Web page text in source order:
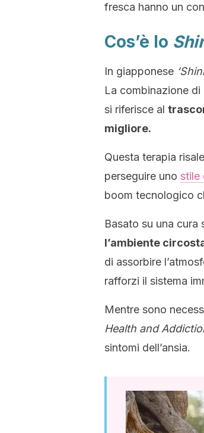
fresca hanno un
Cos’è lo
In giapponese
La combinazione
si riferisce al
migliore.
Questa terapia
perseguire uno stile
boom tecnologico
Basato su una cura
l’ambiente
di assorbire
rafforzi il sistema
Mentre sono
Health and
sintomi dell’ansia.